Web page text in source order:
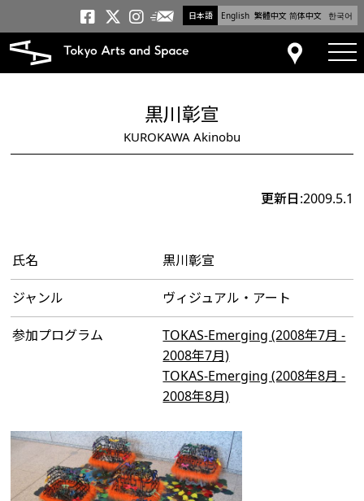
日本語 English 繁體中文 简体中文 한국어
トーキョーアーツアンド
トーキョーアーツアンド
トーキョーアーツア
メールニュース
アクセス
黒川彰宣
KUROKAWA Akinobu
更新日:2009.5.1
氏名 黒川彰宣
ジャンル ヴィジュアル・アート
参加プログラム
TOKAS-Emerging (2008年7月 -
2008年7月)
TOKAS-Emerging (2008年8月 -
2008年8月)